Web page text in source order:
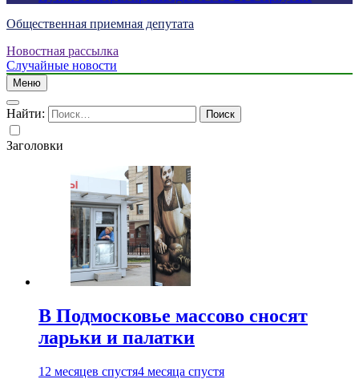
Общественная приемная депутата
Новостная рассылка
Случайные новости
Меню
Найти:
Заголовки
В Подмосковье массово сносят
ларьки и палатки
12 месяцев спустя4 месяца спустя